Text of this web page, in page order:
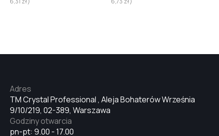
TM Crystal Professional , Aleja Bohaterów Września
9/10/219, 02-389, Warszawa
Adres
pn-pt: 9.00 - 17.00
Godziny otwarcia